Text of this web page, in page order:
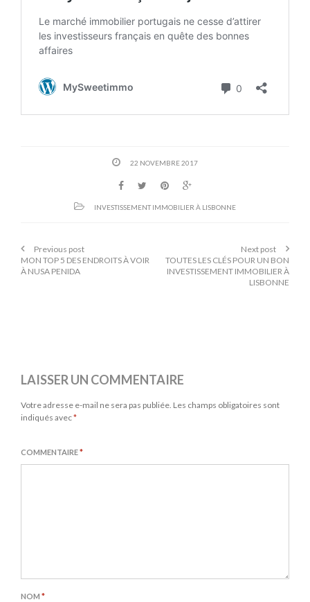
22 NOVEMBRE 2017
INVESTISSEMENT IMMOBILIER À LISBONNE
Previous post
MON TOP 5 DES ENDROITS À VOIR
À NUSA PENIDA
Next post
TOUTES LES CLÉS POUR UN BON
INVESTISSEMENT IMMOBILIER À
LISBONNE
LAISSER UN COMMENTAIRE
Votre adresse e-mail ne sera pas publiée. Les champs obligatoires sont
indiqués avec*
COMMENTAIRE*
NOM *